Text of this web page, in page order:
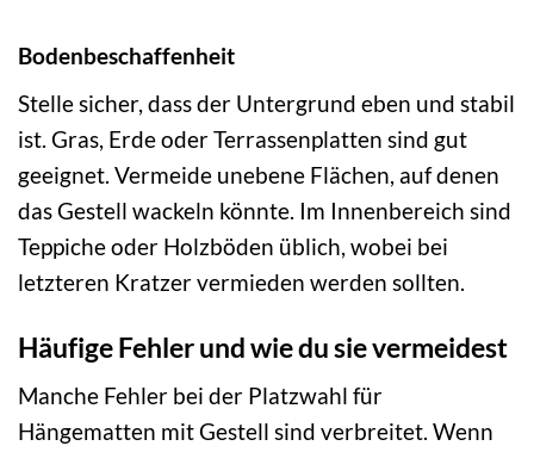
Bodenbeschaffenheit
Stelle sicher, dass der Untergrund eben und stabil
ist. Gras, Erde oder Terrassenplatten sind gut
geeignet. Vermeide unebene Flächen, auf denen
das Gestell wackeln könnte. Im Innenbereich sind
Teppiche oder Holzböden üblich, wobei bei
letzteren Kratzer vermieden werden sollten.
Häufige Fehler und wie du sie vermeidest
Manche Fehler bei der Platzwahl für
Hängematten mit Gestell sind verbreitet. Wenn